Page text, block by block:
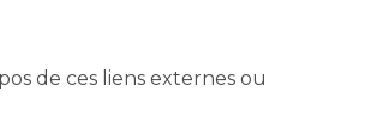
de ces liens externes ou